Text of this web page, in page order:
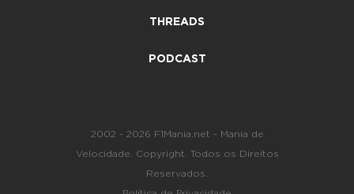
THREADS
PODCAST
2002 - 2026 F1Mania.net - Mania de
Velocidade. Copyright. Todos os Direitos
Reservados.